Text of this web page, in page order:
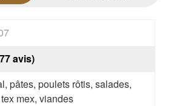
avis)
pâtes, poulets rôtis, salades,
mex, viandes